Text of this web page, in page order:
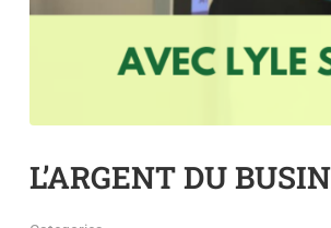
L’ARGENT DU